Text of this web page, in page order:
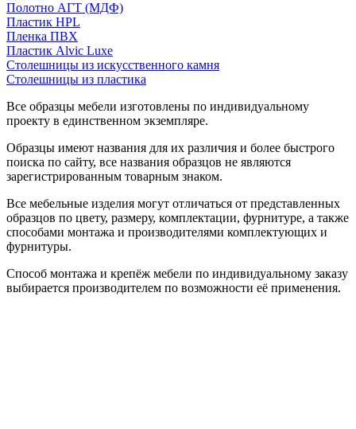
Полотно АГТ (МДФ)
Пластик HPL
Пленка ПВХ
Пластик Alvic Luxe
Столешницы из искусственного камня
Столешницы из пластика
Все образцы мебели изготовлены по индивидуальному
проекту в единственном экземпляре.
Образцы имеют названия для их различия и более быстрого
поиска по сайту, все названия образцов не являются
зарегистрированным товарным знаком.
Все мебельные изделия могут отличаться от представленных
образцов по цвету, размеру, комплектации, фурнитуре, а также
способами монтажа и производителями комплектующих и
фурнитуры.
Способ монтажа и крепёж мебели по индивидуальному заказу
выбирается производителем по возможности её применения.